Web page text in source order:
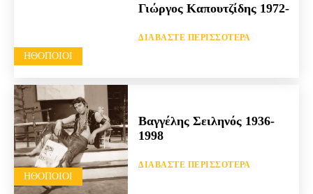
HΘΟΠΟΙΟΊ
Γιώργος Καπουτζίδης 1972-
ΔΙΑΒΆΣΤΕ ΠΕΡΙΣΣΌΤΕΡΑ
HΘΟΠΟΙΟΊ
Βαγγέλης Σειληνός 1936-
1998
ΔΙΑΒΆΣΤΕ ΠΕΡΙΣΣΌΤΕΡΑ